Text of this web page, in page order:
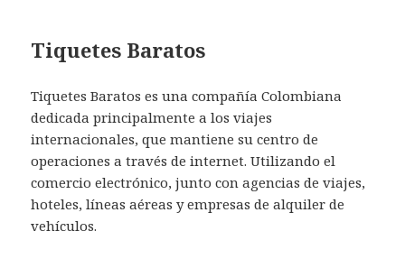
Tiquetes Baratos
Tiquetes Baratos es una compañía Colombiana
dedicada principalmente a los viajes
internacionales, que mantiene su centro de
operaciones a través de internet. Utilizando el
comercio electrónico, junto con agencias de viajes,
hoteles, líneas aéreas y empresas de alquiler de
vehículos.